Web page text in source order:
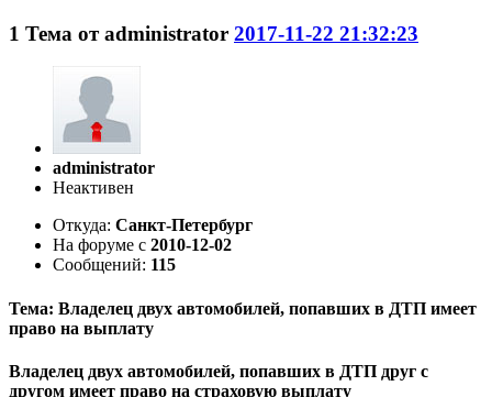
1 Тема отadministrator 2017-11-22 21:32:23
administrator
Неактивен
Откуда: Санкт-Петербург
На форуме с 2010-12-02
Сообщений: 115
Тема: Владелец двух автомобилей, попавших в ДТП имеет
право на выплату
Владелец двух автомобилей, попавших в ДТП друг с
другом имеет право на страховую выплату